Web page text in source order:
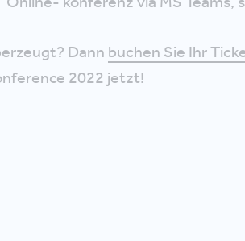
Dann buchen Sie Ihr
2022 jetzt!